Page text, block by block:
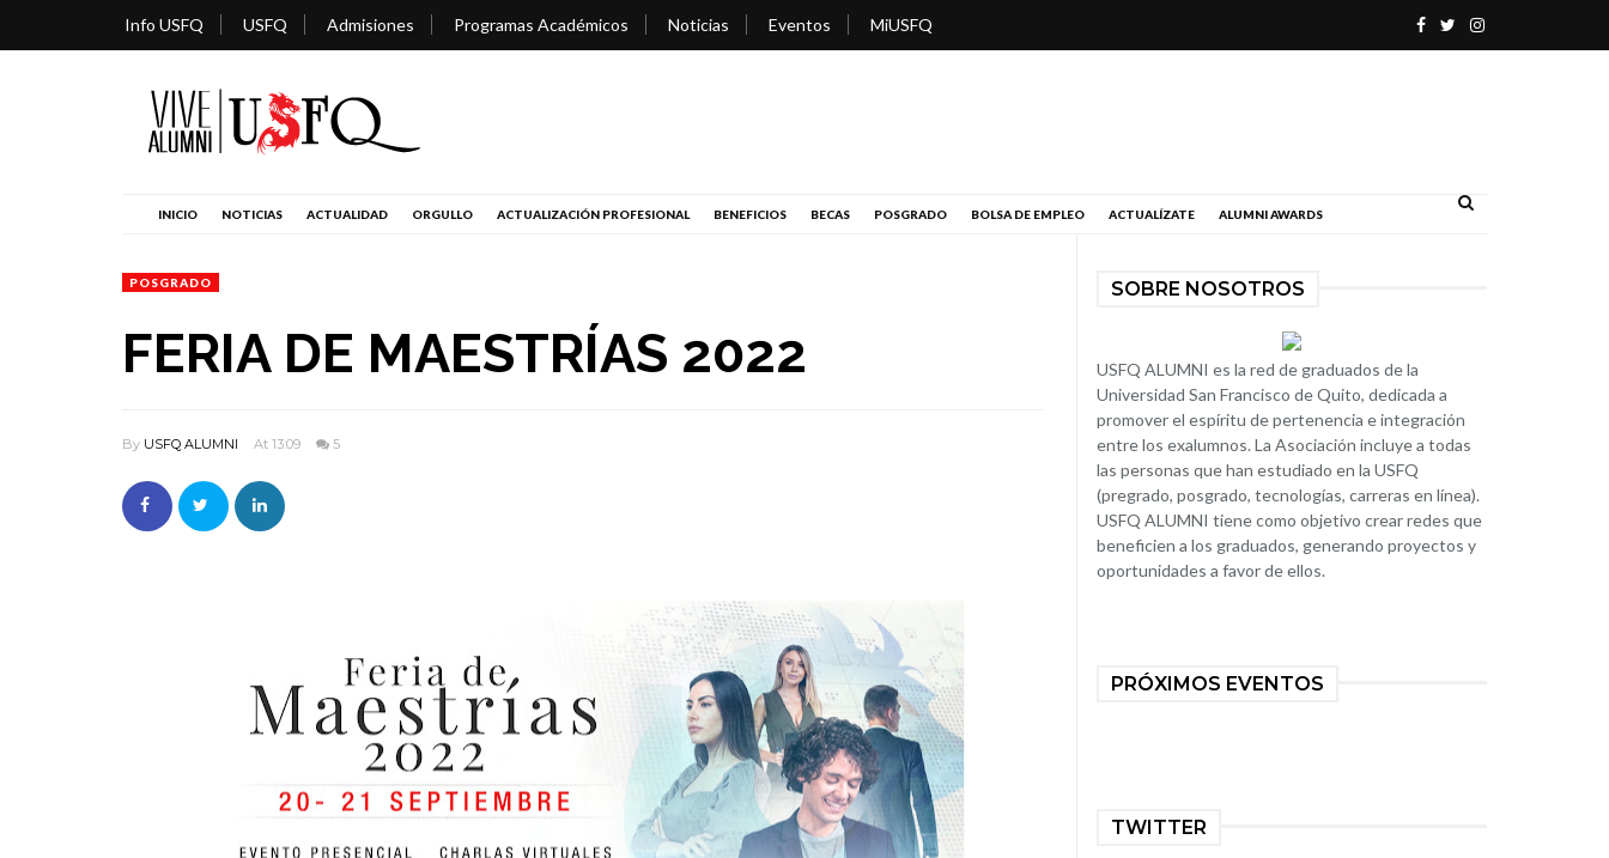
Info USFQ USFQ Admisiones Programas Académicos Noticias Eventos MiUSFQ
INICIO NOTICIAS ACTUALIDAD ORGULLO ACTUALIZACIÓN PROFESIONAL BENEFICIOS BECAS POSGRADO BOLSA DE EMPLEO ACTUALÍZATE ALUMNI AWARDS
POSGRADO
FERIA DE MAESTRÍAS 2022
By USFQ ALUMNI At 13:09 5
SOBRE NOSOTROS
USFQ ALUMNI es la red de graduados de la
Universidad San Francisco de Quito, dedicada a
promover el espíritu de pertenencia e integración
entre los exalumnos. La Asociación incluye a todas
las personas que han estudiado en la USFQ
(pregrado, posgrado, tecnologías, carreras en línea).
USFQ ALUMNI tiene como objetivo crear redes que
beneficien a los graduados, generando proyectos y
oportunidades a favor de ellos.
PRÓXIMOS EVENTOS
TWITTER